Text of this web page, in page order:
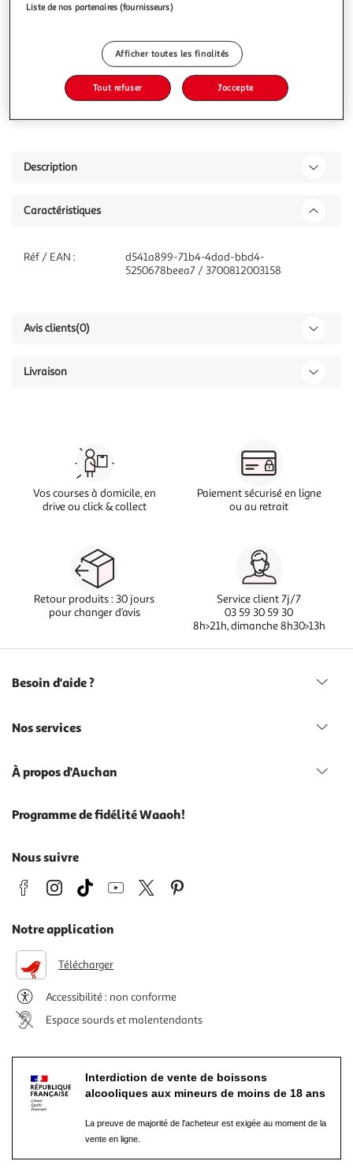
39,90€
Ajouter au panier
Ajouter à une liste
Description
Caractéristiques
Réf / EAN :
d541a899-71b4-4dad-bbd4-
5250678beea7 / 3700812003158
Avis clients(0)
Livraison
Vos courses à domicile, en
drive ou click & collect
Paiement sécurisé en ligne
ou au retrait
Retour produits : 30 jours
pour changer d’avis
Service client 7j/7
03 59 30 59 30
8h>21h, dimanche 8h30>13h
Besoin d'aide ?
Nos services
À propos d'Auchan
Programme de fidélité Waaoh!
Nous suivre
Notre application
Télécharger
Accessibilité : non conforme
Espace sourds et malentendants
Interdiction de vente de boissons
alcooliques aux mineurs de moins de 18 ans
La preuve de majorité de l'acheteur est exigée au moment de la
vente en ligne.
Liste de nos partenaires (fournisseurs)
Afficher toutes les finalités
Tout refuser J'accepte